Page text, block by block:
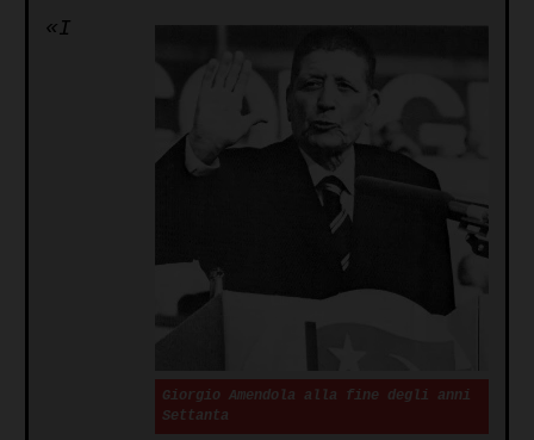
Giorgio Amendola alla fine degli anni
Settanta
«I